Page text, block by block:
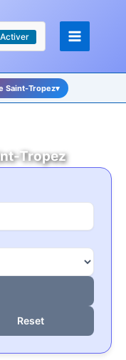
Activer
Saint-Tropez▾
Tropez
Reset